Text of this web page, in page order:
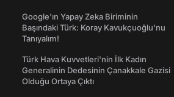
Google'ın Yapay Zeka Biriminin
Başındaki Türk: Koray Kavukçuoğlu'nu
Tanıyalım!
Türk Hava Kuvvetleri'nin İlk Kadın
Generalinin Dedesinin Çanakkale Gazisi
Olduğu Ortaya Çıktı